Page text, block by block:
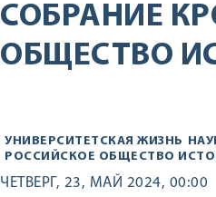
СОБРАНИЕ
ОБЩЕСТВО
УНИВЕРСИТЕТСКАЯ ЖИЗНЬ
РОССИЙСКОЕ ОБЩЕСТВО
ЧЕТВЕРГ, 23, МАЙ 2024, 00:00